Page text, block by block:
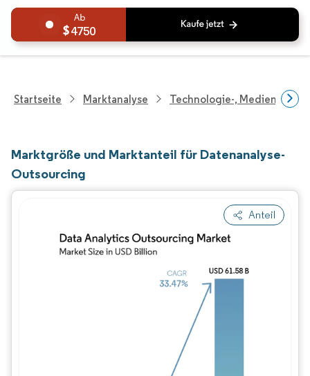
4750
Startseite Marktanalyse Technologie-, Medien- Und
Marktgröße und Marktanteil für Datenanalyse-
Outsourcing
Anteil
Bild © Mordor Intelligence.